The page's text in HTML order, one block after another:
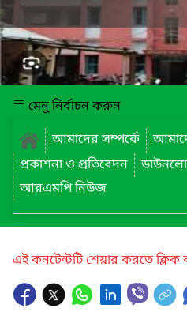
মেনু নির্বাচন করুন
আমাদের সম্পর্কে
প্রকাশনা ও প্রতিবেদন
আরএমপি নিউজ
এই কনটেন্টটি শেয়ার করতে